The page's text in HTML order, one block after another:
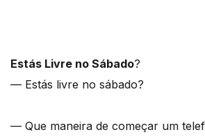
Estás Livre no Sábado?
— Estás livre no sábado?
— Que maneira de começar um